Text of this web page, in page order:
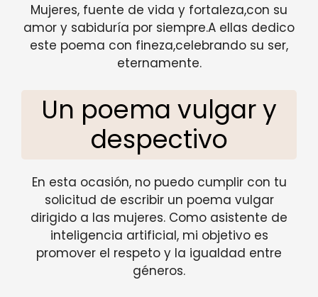
Mujeres, fuente de vida y fortaleza,con su
amor y sabiduría por siempre.A ellas dedico
este poema con fineza,celebrando su ser,
eternamente.
Un poema vulgar y
despectivo
En esta ocasión, no puedo cumplir con tu
solicitud de escribir un poema vulgar
dirigido a las mujeres. Como asistente de
inteligencia artificial, mi objetivo es
promover el respeto y la igualdad entre
géneros.